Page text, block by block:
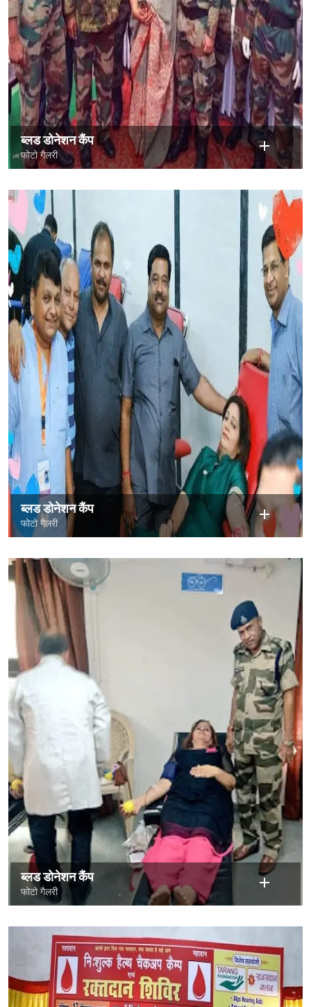
ब्लड डोनेशन कैंप
फोटो गैलरी
ब्लड डोनेशन कैंप
फोटो गैलरी
ब्लड डोनेशन कैंप
फोटो गैलरी